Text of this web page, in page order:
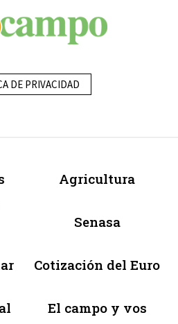
DE PRIVACIDAD
Agricultura
Senasa
Cotización del Euro
El campo y vos